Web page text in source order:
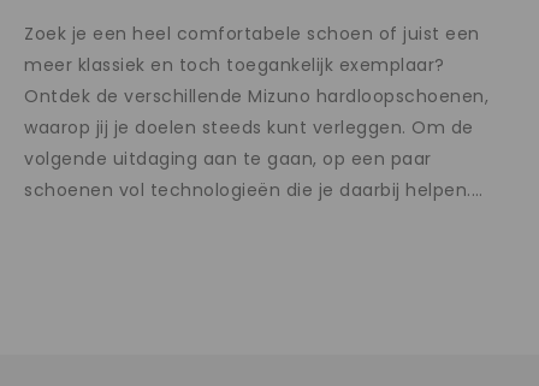
Zoek je een heel comfortabele schoen of juist een
meer klassiek en toch toegankelijk exemplaar?
Ontdek de verschillende Mizuno hardloopschoenen,
waarop jij je doelen steeds kunt verleggen. Om de
volgende uitdaging aan te gaan, op een paar
schoenen vol technologieën die je daarbij helpen.…